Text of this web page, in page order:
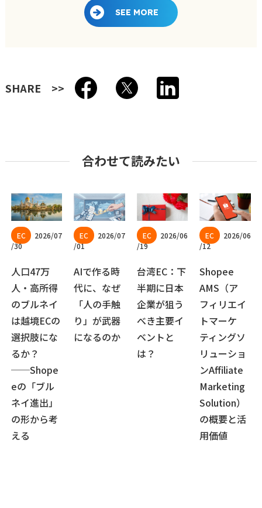
SEE MORE
SHARE
合わせて読みたい
2026/07
/30
人口47万
人・高所得
のブルネイ
は越境ECの
選択肢にな
るか？
──Shope
eの「ブル
ネイ進出」
の形から考
える
2026/07
/01
AIで作る時
代に、なぜ
「人の手触
り」が武器
になるのか
2026/06
/19
台湾EC：下
半期に日本
企業が狙う
べき主要イ
ベントと
は？
2026/06
/12
Shopee
AMS（ア
フィリエイ
トマーケ
ティングソ
リューショ
ンAffiliate
Marketing
Solution）
の概要と活
用価値